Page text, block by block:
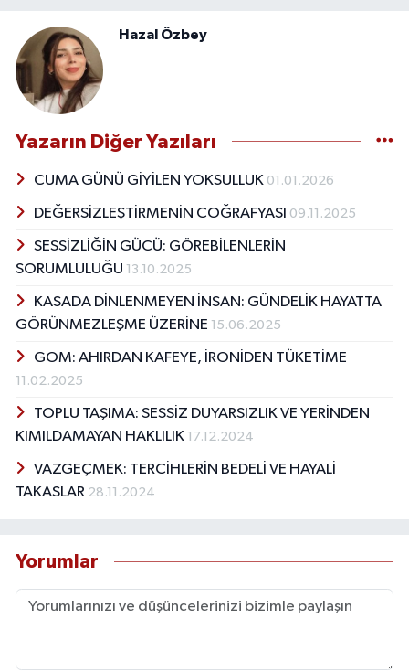
Hazal Özbey
Yazarın Diğer Yazıları
CUMA GÜNÜ GİYİLEN YOKSULLUK 01.01.2026
DEĞERSİZLEŞTİRMENİN COĞRAFYASI 09.11.2025
SESSİZLİĞİN GÜCÜ: GÖREBİLENLERİN
SORUMLULUĞU 13.10.2025
KASADA DİNLENMEYEN İNSAN: GÜNDELİK HAYATTA
GÖRÜNMEZLEŞME ÜZERİNE 15.06.2025
GOM: AHIRDAN KAFEYE, İRONİDEN TÜKETİME
11.02.2025
TOPLU TAŞIMA: SESSİZ DUYARSIZLIK VE YERİNDEN
KIMILDAMAYAN HAKLILIK 17.12.2024
VAZGEÇMEK: TERCİHLERİN BEDELİ VE HAYALİ
TAKASLAR 28.11.2024
Yorumlar